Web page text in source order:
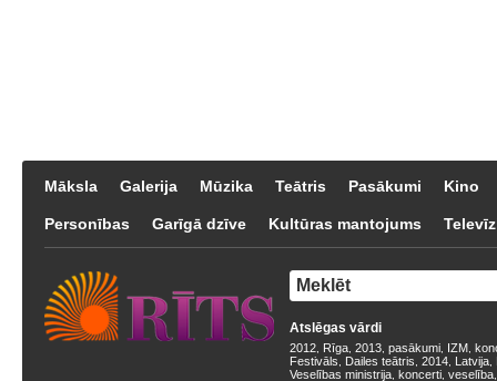
Māksla Galerija Mūzika Teātris Pasākumi Kino
Personības Garīgā dzīve Kultūras mantojums
Atslēgas vārdi
2012 Rīga 2013 pasākumi IZM
Festivāls
Dailes teātris 2014 Latvija
Veselības ministrija koncerti veselība